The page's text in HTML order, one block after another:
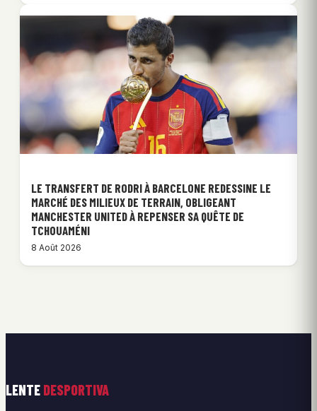
LE TRANSFERT DE RODRI À BARCELONE REDESSINE LE
MARCHÉ DES MILIEUX DE TERRAIN, OBLIGEANT
MANCHESTER UNITED À REPENSER SA QUÊTE DE
TCHOUAMÉNI
8 Août 2026
LENTE DESPORTIVA